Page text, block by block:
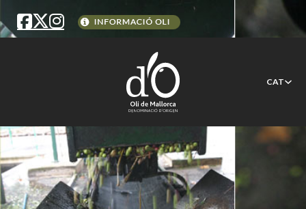
CAT